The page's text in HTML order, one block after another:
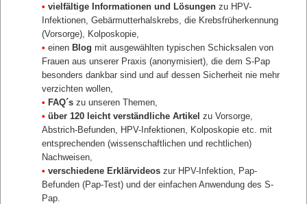
Mehr erfahren:
1. Für die Frau
Viele Artikel zur Orientierung
2. Über uns
Lernen Sie uns kennen
• vielfältige Informationen und Lösungen zu HPV-
Infektionen, Gebärmutterhalskrebs, die Krebsfrüherkennung
(Vorsorge), Kolposkopie,
• einen Blog mit ausgewählten typischen Schicksalen von
Frauen aus unserer Praxis (anonymisiert), die dem S-Pap
besonders dankbar sind und auf dessen Sicherheit nie mehr
verzichten wollen,
• FAQ´s zu unseren Themen,
• über 120 leicht verständliche Artikel zu Vorsorge,
Abstrich-Befunden, HPV-Infektionen, Kolposkopie etc. mit
entsprechenden (wissenschaftlichen und rechtlichen)
Nachweisen,
• verschiedene Erklärvideos zur HPV-Infektion, Pap-
Befunden (Pap-Test) und der einfachen Anwendung des S-
Pap.